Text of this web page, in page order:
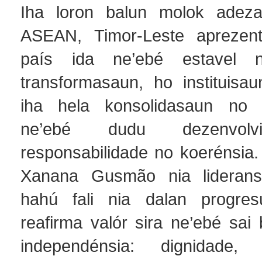
Iha loron balun molok
ASEAN, Timor-Leste
país ida ne’ebé estavel
transformasaun, ho
iha hela konsolidasaun no
ne’ebé dudu
responsabilidade no
Xanana Gusmão nia
hahú fali nia dalan
reafirma valór sira ne’ebé sai
independénsia: